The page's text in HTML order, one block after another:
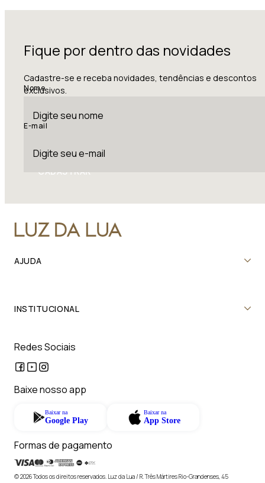
Fique por dentro das novidades
Cadastre-se e receba novidades, tendências e descontos
exclusivos.
Nome
E-mail
CADASTRAR
AJUDA
INSTITUCIONAL
Redes Sociais
Baixe nosso app
Baixar na
Google Play
Baixar na
App Store
Formas de pagamento
© 2026 Todos os direitos reservados. Luz da Lua / R. Três Mártires Rio-Grandenses, 45